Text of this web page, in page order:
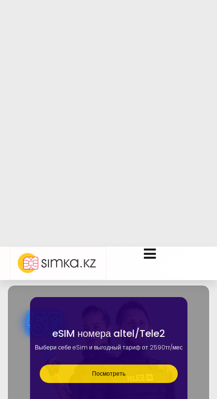
eSIM номера altel/Tele2
Выбери себе eSim и выгодный тариф от 2590тг/мес
Посмотреть